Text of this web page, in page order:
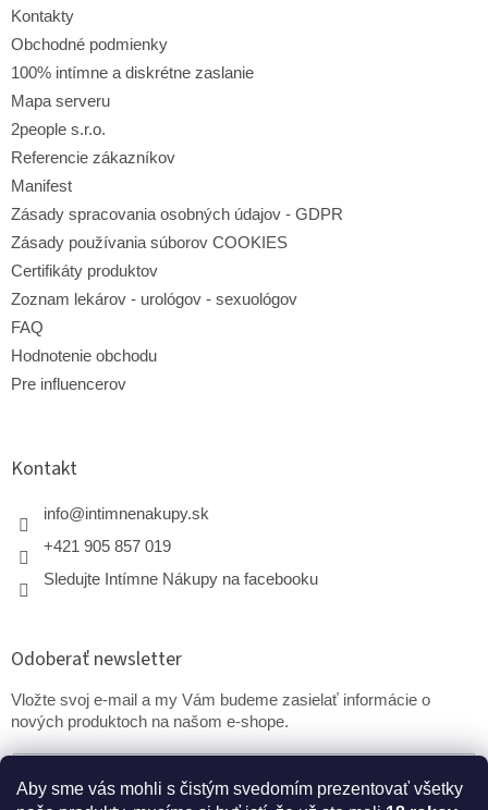
Aby sme vás mohli s čistým svedomím prezentovať všetky
Kontakty
Obchodné podmienky
100% intímne a diskrétne zaslanie
Mapa serveru
2people s.r.o.
Referencie zákazníkov
Manifest
Zásady spracovania osobných údajov - GDPR
Zásady používania súborov COOKIES
Certifikáty produktov
Zoznam lekárov - urológov - sexuológov
FAQ
Hodnotenie obchodu
Pre influencerov
Kontakt
info@intimnenakupy.sk
+421 905 857 019
Sledujte Intímne Nákupy na facebooku
Odoberať newsletter
Vložte svoj e-mail a my Vám budeme zasielať informácie o
nových produktoch na našom e-shope.